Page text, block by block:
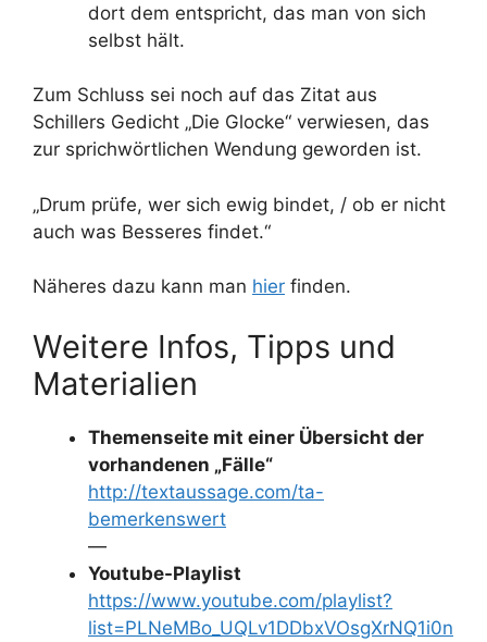
dort dem entspricht, das man von sich
selbst hält.
Zum Schluss sei noch auf das Zitat aus
Schillers Gedicht „Die Glocke“ verwiesen, das
zur sprichwörtlichen Wendung geworden ist.
„Drum prüfe, wer sich ewig bindet, / ob er nicht
auch was Besseres findet.“
Näheres dazu kann man hier finden.
Weitere Infos, Tipps und
Materialien
Themenseite mit einer Übersicht der
vorhandenen „Fälle“
http://textaussage.com/ta-
bemerkenswert
—
Youtube-Playlist
https://www.youtube.com/playlist?
list=PLNeMBo_UQLv1DDbxVOsgXrNQ1i0n